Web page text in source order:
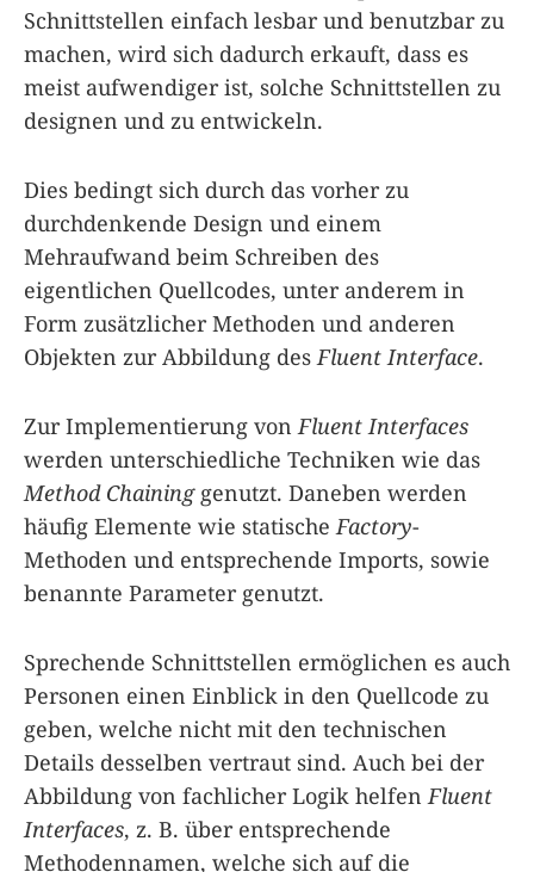
Schnittstellen einfach lesbar und benutzbar zu
machen, wird sich dadurch erkauft, dass es
meist aufwendiger ist, solche Schnittstellen zu
designen und zu entwickeln.
Dies bedingt sich durch das vorher zu
durchdenkende Design und einem
Mehraufwand beim Schreiben des
eigentlichen Quellcodes, unter anderem in
Form zusätzlicher Methoden und anderen
Objekten zur Abbildung des Fluent Interface.
Zur Implementierung von Fluent Interfaces
werden unterschiedliche Techniken wie das
Method Chaininggenutzt. Daneben werden
häufig Elemente wie statische Factory-
Methoden und entsprechende Imports, sowie
benannte Parameter genutzt.
Sprechende Schnittstellen ermöglichen es auch
Personen einen Einblick in den Quellcode zu
geben, welche nicht mit den technischen
Details desselben vertraut sind. Auch bei der
Abbildung von fachlicher Logik helfen Fluent
Interfaces, z. B. über entsprechende
Methodennamen, welche sich auf die